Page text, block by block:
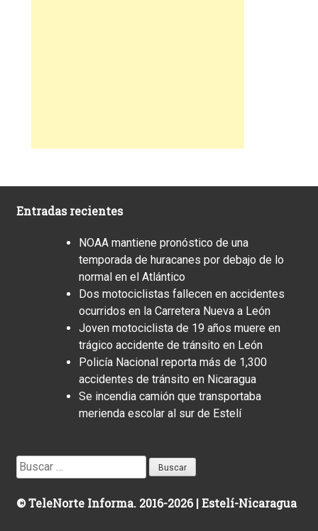
Entradas recientes
NOAA mantiene pronóstico de una
temporada de huracanes por debajo de lo
normal en el Atlántico
Dos motociclistas fallecen en accidentes
ocurridos en la Carretera Nueva a León
Joven motociclista de 19 años muere en
trágico accidente de tránsito en León
Policía Nacional reporta más de 1,300
accidentes de tránsito en Nicaragua
Se incendia camión que transportaba
merienda escolar al sur de Estelí
Buscar:
© TeleNorte Informa. 2016-2026 | Estelí-Nicaragua